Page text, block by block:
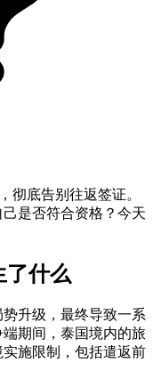
彻底告别往返签证。
己是否符合资格？今天
了什么
升级，最终导致一系
期间，泰国境内的旅
施限制，包括遣返前